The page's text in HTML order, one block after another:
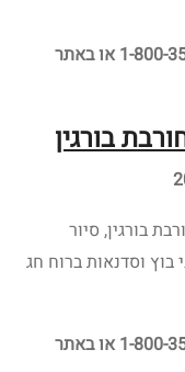
ב"קו ליער" בטלפון: 1-800-350-550 או באתר
בורגין
בורגין, סיור
בוץ וסדנאות ברוח חג
ב"קו ליער" בטלפון: 1-800-350-550 או באתר